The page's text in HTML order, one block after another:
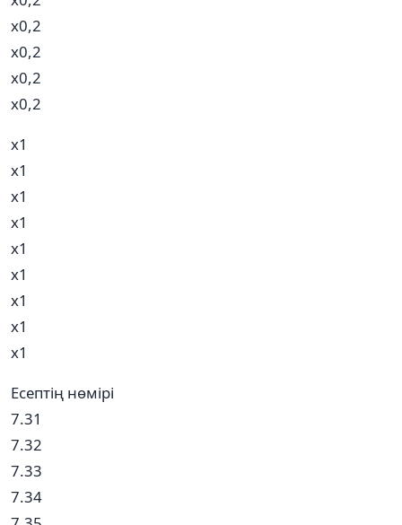
х0,2
х0,2
х0,2
х0,2
х1
х1
х1
х1
х1
х1
х1
х1
х1
Есептің нөмірі
7.31
7.32
7.33
7.34